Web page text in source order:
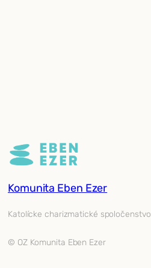
Komunita Eben Ezer
Katolícke charizmatické spoločenstvo
© OZ Komunita Eben Ezer